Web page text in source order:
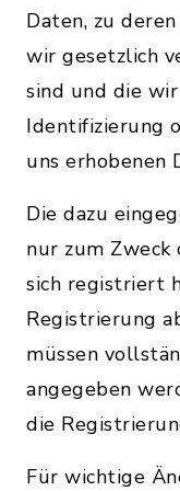
Daten, zu
wir gesetzlich
sind und die
Identifizierung
uns erhobenen
Die dazu
nur zum Zweck
sich registriert
Registrierung
müssen
angegeben
die
Für wichtige